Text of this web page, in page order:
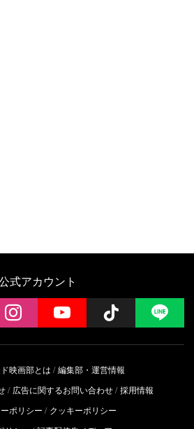
式アカウント
instagramYouTube Follow
映画部とは
編集部・運営情報
広告に関するお問い合わせ 採用情報
ポリシー
クッキーポリシー